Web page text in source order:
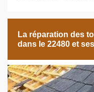
La réparation des
dans le 22480 et